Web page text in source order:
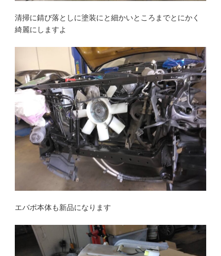
清掃に錆び落としに塗装にと細かいところまでとにかく
綺麗にしますよ
エバポ本体も新品になります